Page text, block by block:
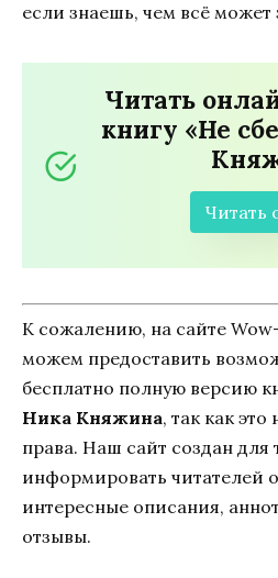
если знаешь, чем всё может
Читать
книгу «Не
Читать
К сожалению, на сайте
можем предоставить
бесплатно полную версию
Ника Княжина, так как
права. Наш сайт создан для
информировать читателей
интересные описания,
отзывы.